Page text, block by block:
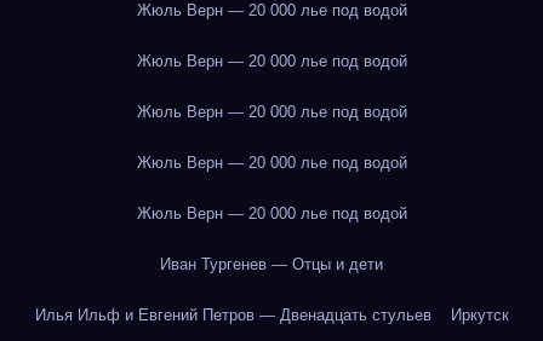
Жюль Верн — 20 000 лье под водой
Жюль Верн — 20 000 лье под водой
Жюль Верн — 20 000 лье под водой
Жюль Верн — 20 000 лье под водой
Жюль Верн — 20 000 лье под водой
Иван Тургенев — Отцы и дети
Илья Ильф и Евгений Петров — Двенадцать стульев Иркутск